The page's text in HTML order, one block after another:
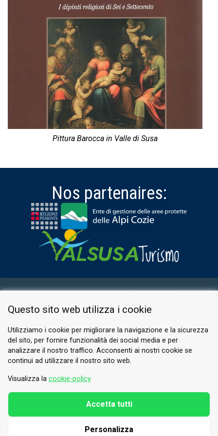
Pittura Barocca in Valle di Susa
Nos partenaires:
PRIVACY POLICY
© 2026 Valle di Susa
Tesori di Arte e Cultura Alpina
Tel.
E-mail.info@vallesusa-tesori.it
Questo sito web utilizza i cookie
Utilizziamo i cookie per migliorare la navigazione e la sicurezza
del sito, per fornire funzionalità dei social media e per
analizzare il nostro traffico. Acconsenti ai nostri cookie se
continui ad utilizzare il nostro sito web.
Visualizza la cookie-policy
Personalizza
Accetta tutti